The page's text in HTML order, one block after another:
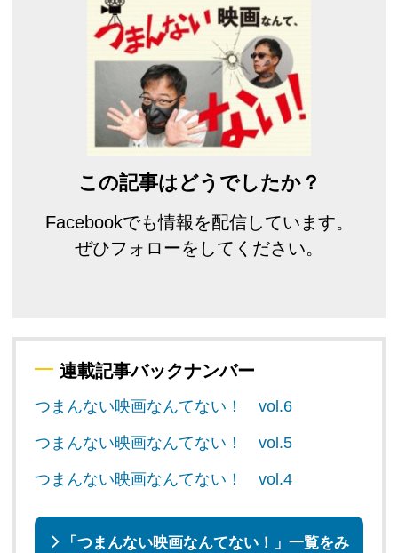
この記事はどうでしたか？
Facebookでも情報を配信しています。
ぜひフォローをしてください。
連載記事バックナンバー
つまんない映画なんてない！ vol.6
つまんない映画なんてない！ vol.5
つまんない映画なんてない！ vol.4
「つまんない映画なんてない！」一覧をみ